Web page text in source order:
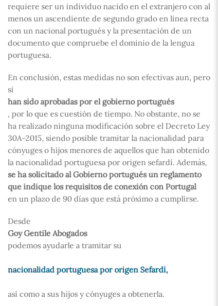
requiere ser un individuo nacido en el extranjero con al
menos un ascendiente de segundo grado en línea recta
con un nacional portugués y la presentación de un
documento que compruebe el dominio de la lengua
portuguesa.
En conclusión, estas medidas no son efectivas aun, pero
si
han sido aprobadas por el gobierno portugués
, por lo que es cuestión de tiempo. No obstante, no se
ha realizado ninguna modificación sobre el Decreto Ley
30A-2015, siendo posible tramitar la nacionalidad para
cónyuges o hijos menores de aquellos que han obtenido
la nacionalidad portuguesa por origen sefardí. Además,
se ha solicitado al Gobierno portugués un reglamento
que indique los requisitos de conexión con Portugal
en un plazo de 90 días que está próximo a cumplirse.
Desde
Goy Gentile Abogados
podemos ayudarle a tramitar su
nacionalidad portuguesa por origen Sefardí,
así como a sus hijos y cónyuges a obtenerla.